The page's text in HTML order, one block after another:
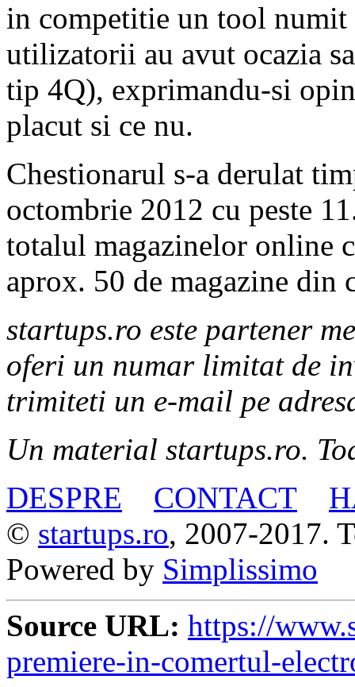
in competitie un tool numit
utilizatorii au avut ocazia
tip 4Q), exprimandu-si
placut si ce nu.
Chestionarul s-a derulat
octombrie 2012 cu peste
totalul magazinelor online
aprox. 50 de magazine din
startups.ro este partener
oferi un numar limitat de
trimiteti un e-mail pe
Un material startups.ro.
DESPRE
CONTACT
© startups.ro, 2007-2017.
Powered by Simplissimo
Source URL: https://
premiere-in-comertul-